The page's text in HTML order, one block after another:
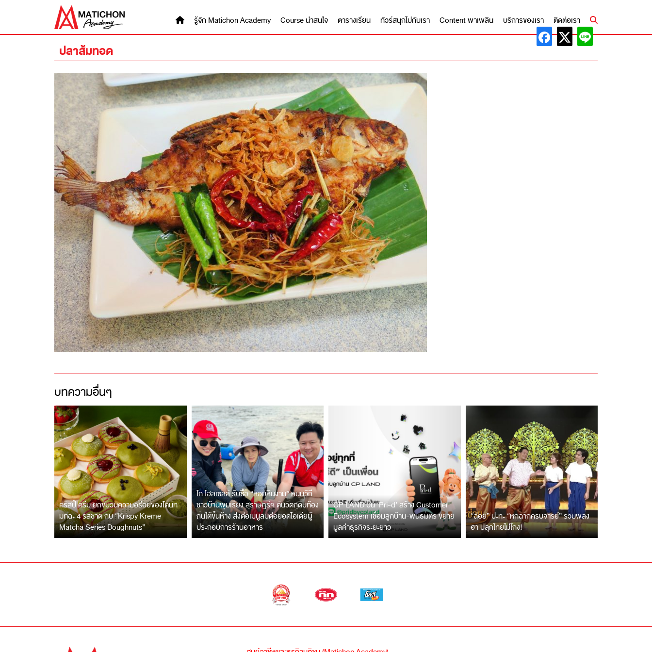
รู้จัก Matichon Academy Course น่าสนใจ ตารางเรียน ทัวร์สนุกไปกับเรา Content พาเพลิน บริการของเรา ติดต่อเรา
ปลาส้มทอด
บทความอื่นๆ
คริสปี้ ครีม ยกขบวนความอร่อยของโดนัท
มัทฉะ 4 รสชาติ กับ “Krispy Kreme
Matcha Series Doughnuts”
โก โฮลเซลล์ รับซื้อ “หอยหินงาม” หนุนวิถี
ชาวบ้านพุมเรียง สุราษฎร์ฯ ดันวัตถุดิบท้อง
ถิ่นใต้ขึ้นห้าง ส่งต่อเมนูลับต่อยอดไอเดียผู้
ประกอบการร้านอาหาร
CP LAND ปั้น ‘Pri-d’ สร้าง Customer
Ecosystem เชื่อมลูกบ้าน-พันธมิตร ขยาย
มูลค่าธุรกิจระยะยาว
“ฉ่อย” ปะทะ “หกฉากครับจารย์” รวมพลัง
ฮา ปลุกไทยไม่โกง!